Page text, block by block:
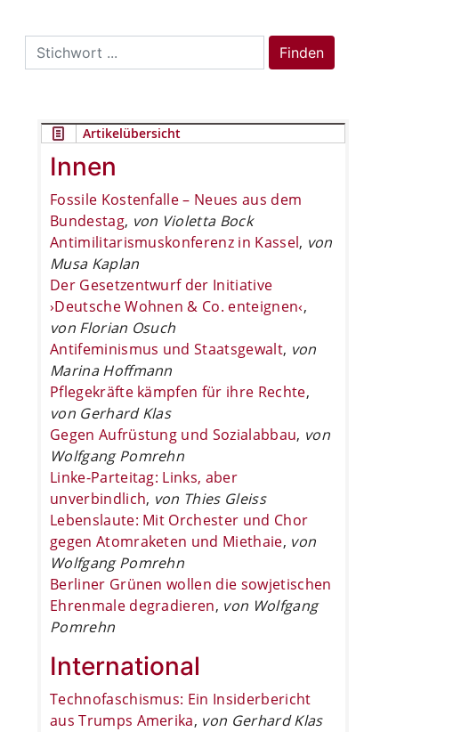
Search
for:
Finden
Artikelübersicht
Innen
Fossile Kostenfalle – Neues aus dem
Bundestag, von Violetta Bock
Antimilitarismuskonferenz in Kassel, von
Musa Kaplan
Der Gesetzentwurf der Initiative
›Deutsche Wohnen & Co. enteignen‹,
von Florian Osuch
Antifeminismus und Staatsgewalt, von
Marina Hoffmann
Pflegekräfte kämpfen für ihre Rechte,
von Gerhard Klas
Gegen Aufrüstung und Sozialabbau, von
Wolfgang Pomrehn
Linke-Parteitag: Links, aber
unverbindlich, von Thies Gleiss
Lebenslaute: Mit Orchester und Chor
gegen Atomraketen und Miethaie, von
Wolfgang Pomrehn
Berliner Grünen wollen die sowjetischen
Ehrenmale degradieren, von Wolfgang
Pomrehn
International
Technofaschismus: Ein Insiderbericht
aus Trumps Amerika, von Gerhard Klas